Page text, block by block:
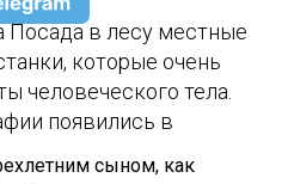
Посада в лесу местные
которые очень
человеческого тела.
появились в
сыном, как